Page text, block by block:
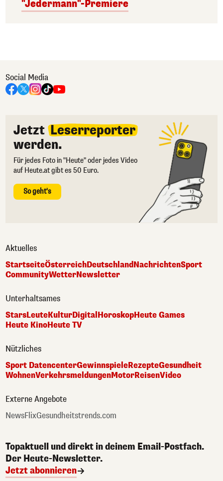
"Jedermann"-Premiere
Social Media
Jetzt Leserreporter
werden.
Für jedes Foto in "Heute" oder jedes Video
auf Heute.at gibt es 50 Euro.
So geht's
Aktuelles
StartseiteÖsterreichDeutschlandNachrichtenSport
CommunityWetterNewsletter
Unterhaltsames
StarsLeuteKulturDigital HoroskopHeute Games
Heute KinoHeute TV
Nützliches
Sport DatencenterGewinnspieleRezepteGesundheit
WohnenVerkehrsmeldungenMotorReisenVideo
Externe Angebote
NewsFlixGesundheitstrends.com
Topaktuell und direkt in deinem Email-Postfach.
Der Heute-Newsletter.
Jetzt abonnieren